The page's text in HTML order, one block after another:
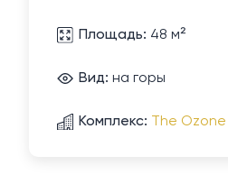
Площадь: 48 м²
Вид: на горы
Комплекс: The